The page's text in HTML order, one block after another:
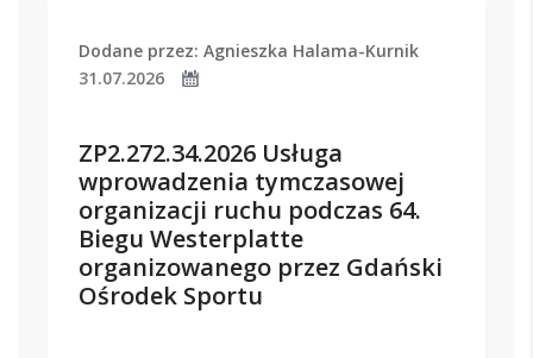
Dodane przez: Agnieszka Halama-Kurnik
31.07.2026
ZP2.272.34.2026 Usługa
wprowadzenia tymczasowej
organizacji ruchu podczas 64.
Biegu Westerplatte
organizowanego przez Gdański
Ośrodek Sportu